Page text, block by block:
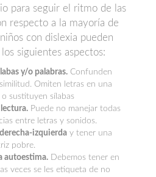
para seguir el ritmo de las
respecto a la mayoría de
con dislexia pueden
siguientes aspectos:
y/o palabras. Confunden
Omiten letras en una
sustituyen sílabas
Puede no manejar todas
entre letras y sonidos.
izquierda y tener una
pobre.
autoestima. Debemos tener en
veces se les etiqueta de no